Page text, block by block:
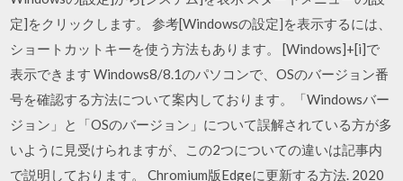
定]をクリックします。 参考[Windowsの設定]を表示するには、
ショートカットキーを使う方法もあります。 [Windows]+[i]で
表示できます Windows8/8.1のパソコンで、OSのバージョン番
号を確認する方法について案内しております。「Windowsバー
ジョン」と「OSのバージョン」について誤解されている方が多
いように見受けられますが、この2つについての違いは記事内
で説明しております。 Chromium版Edgeに更新する方法. 2020